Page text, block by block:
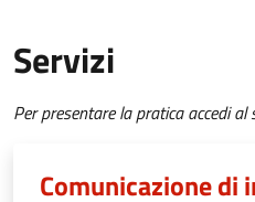
Servizi
Per presentare la pratica accedi
Comunicazione di